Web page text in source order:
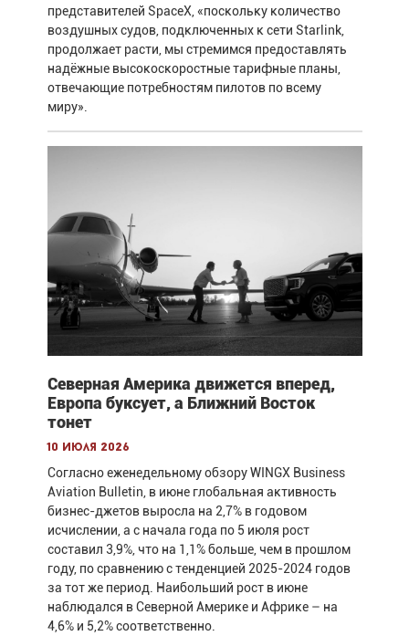
представителей SpaceX, «поскольку количество
воздушных судов, подключенных к сети Starlink,
продолжает расти, мы стремимся предоставлять
надёжные высокоскоростные тарифные планы,
отвечающие потребностям пилотов по всему
миру».
Северная Америка движется вперед,
Европа буксует, а Ближний Восток
тонет
10 июля 2026
Согласно еженедельному обзору WINGX Business
Aviation Bulletin, в июне глобальная активность
бизнес-джетов выросла на 2,7% в годовом
исчислении, а с начала года по 5 июля рост
составил 3,9%, что на 1,1% больше, чем в прошлом
году, по сравнению с тенденцией 2025-2024 годов
за тот же период. Наибольший рост в июне
наблюдался в Северной Америке и Африке – на
4,6% и 5,2% соответственно.